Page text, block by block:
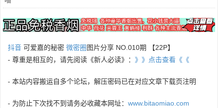
抖音 可爱嘉的秘密 微密圈 图片分享 NO.010期 【22P】
- 尊重是相互的，请先阅读《新人必读》： 》》点击查看《《
- 本站内容搬运自多个论坛，解压密码已在对应文章下载页注明
- 为防止下次找不到请务必收藏本网址： www.bitaomiao.com